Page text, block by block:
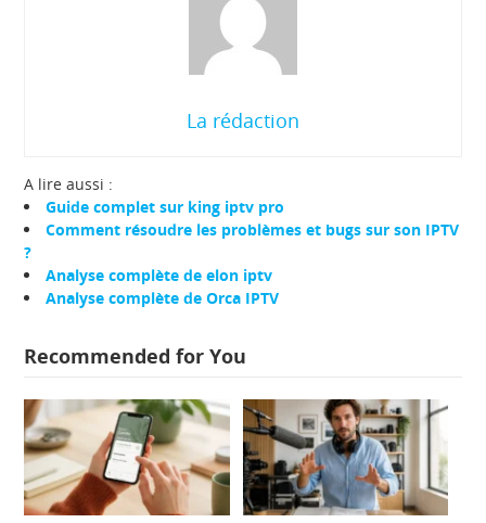
La rédaction
A lire aussi :
Guide complet sur king iptv pro
Comment résoudre les problèmes et bugs sur son IPTV
?
Analyse complète de elon iptv
Analyse complète de Orca IPTV
Recommended for You